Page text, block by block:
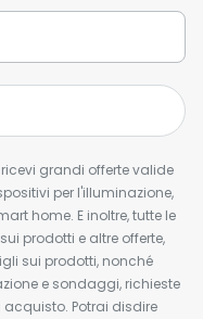
grandi offerte valide
per l'illuminazione,
home. E inoltre, tutte le
prodotti e altre offerte,
sui prodotti, nonché
e sondaggi, richieste
Potrai disdire